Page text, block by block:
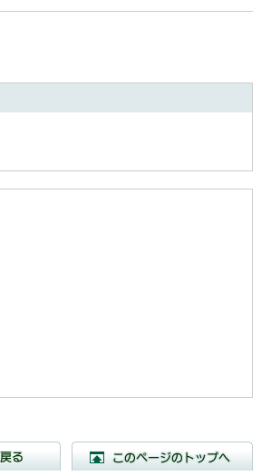
前のページに戻る